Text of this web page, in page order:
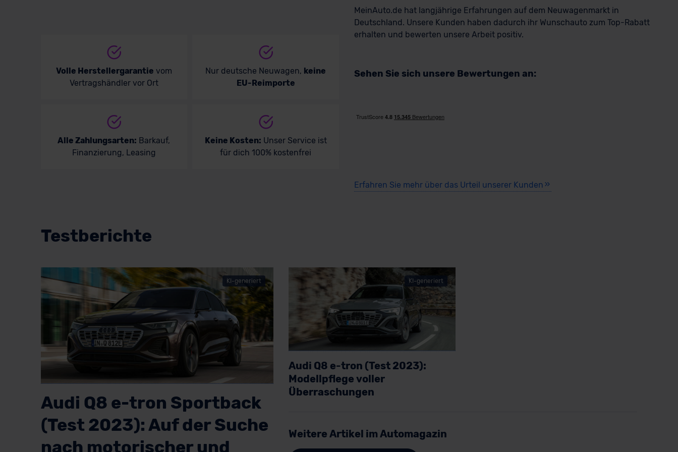
Volle Herstellergarantie vom
Vertragshändler vor Ort
Nur deutsche Neuwagen, keine
EU-Reimporte
Alle Zahlungsarten: Barkauf,
Finanzierung, Leasing
Keine Kosten: Unser Service ist
für dich 100% kostenfrei
MeinAuto.de hat langjährige Erfahrungen auf dem Neuwagenmarkt in
Deutschland. Unsere Kunden haben dadurch ihr Wunschauto zum Top-Rabatt
erhalten und bewerten unsere Arbeit positiv.
Sehen Sie sich unsere Bewertungen an:
Erfahren Sie mehr über das Urteil unserer Kunden
Testberichte
KI-generiert
Audi Q8 e-tron Sportback
(Test 2023): Auf der Suche
nach motorischer und
KI-generiert
Audi Q8 e-tron (Test 2023):
Modellpflege voller
Überraschungen
Weitere Artikel im Automagazin